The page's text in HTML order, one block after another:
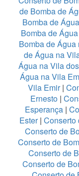
de Bomba de
Bomba de
Bomba de
Bomba de
de Água na
Água na Vila
Água na Vila
Vila Emir|
Ernesto|
Esperança|
Ester| Conserto
Conserto de
Conserto de
Conserto de
Conserto de